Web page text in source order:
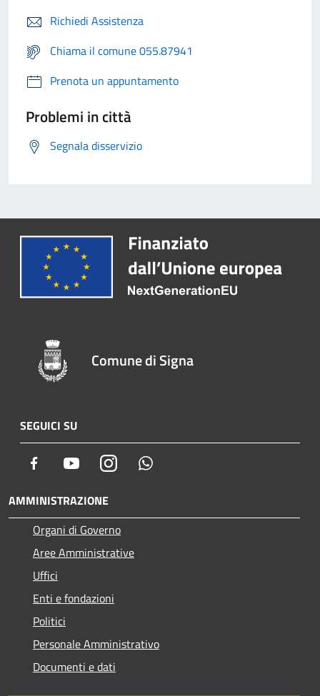
Richiedi Assistenza
Chiama il comune 055.87941
Prenota un appuntamento
Problemi in città
Segnala disservizio
Comune di Signa
SEGUICI SU
Facebook YoutubeInstagram
AMMINISTRAZIONE
Organi di Governo
Aree Amministrative
Uffici
Enti e fondazioni
Politici
Personale Amministrativo
Documenti e dati